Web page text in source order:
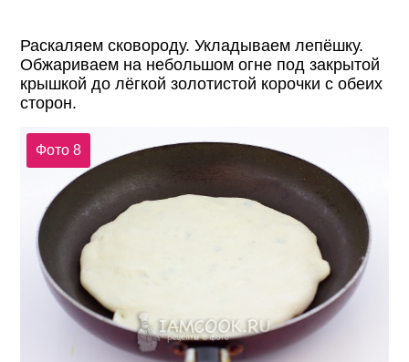
Раскаляем сковороду. Укладываем лепёшку.
Обжариваем на небольшом огне под закрытой
крышкой до лёгкой золотистой корочки с обеих
сторон.
Фото 8